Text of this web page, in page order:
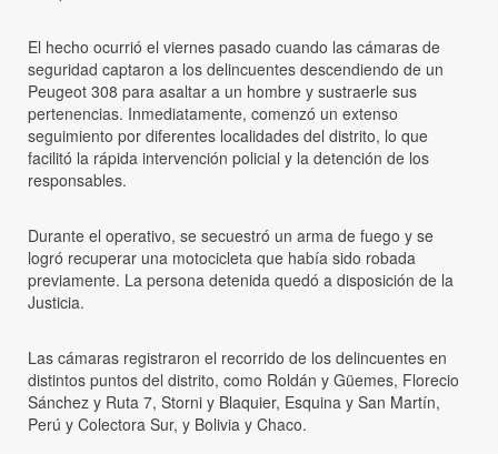
El hecho ocurrió el viernes pasado cuando las cámaras de
seguridad captaron a los delincuentes descendiendo de un
Peugeot 308 para asaltar a un hombre y sustraerle sus
pertenencias. Inmediatamente, comenzó un extenso
seguimiento por diferentes localidades del distrito, lo que
facilitó la rápida intervención policial y la detención de los
responsables.
Durante el operativo, se secuestró un arma de fuego y se
logró recuperar una motocicleta que había sido robada
previamente. La persona detenida quedó a disposición de la
Justicia.
Las cámaras registraron el recorrido de los delincuentes en
distintos puntos del distrito, como Roldán y Güemes, Florecio
Sánchez y Ruta 7, Storni y Blaquier, Esquina y San Martín,
Perú y Colectora Sur, y Bolivia y Chaco.